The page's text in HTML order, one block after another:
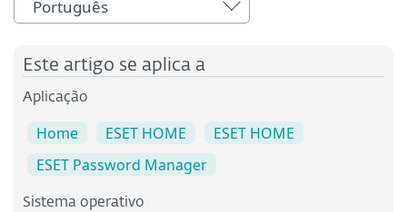
Português
Este artigo se aplica a
Aplicação
Home ESET HOME
ESET HOME
ESET Password Manager
Sistema operativo